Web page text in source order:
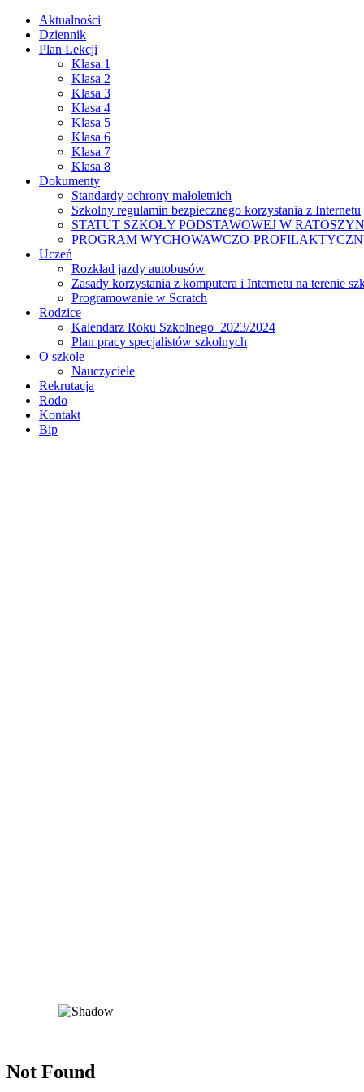
Aktualności
Dziennik
Plan Lekcji
Klasa 1
Klasa 2
Klasa 3
Klasa 4
Klasa 5
Klasa 6
Klasa 7
Klasa 8
Dokumenty
Standardy ochrony małoletnich
Szkolny regulamin bezpiecznego korzystania z Internetu
STATUT SZKOŁY PODSTAWOWEJ W
PROGRAM WYCHOWAWCZO-
Uczeń
Rozkład jazdy autobusów
Zasady korzystania z komputera i Internetu na terenie
Programowanie w Scratch
Rodzice
Kalendarz Roku Szkolnego 2023/2024
Plan pracy specjalistów szkolnych
O szkole
Nauczyciele
Rekrutacja
Rodo
Kontakt
Bip
Not Found